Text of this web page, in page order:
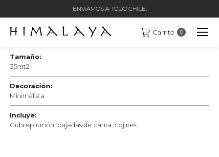
ENVIAMOS A TODO CHILE.
Carrito 0
Tamaño:
35mt2
Decoración:
Minimalista
Incluye:
Cubreplumón, bajadas de cama, cojines….